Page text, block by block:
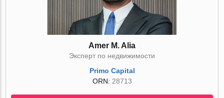
Amer M. Alia
Эксперт по недвижимости
Primo Capital
ORN: 28713